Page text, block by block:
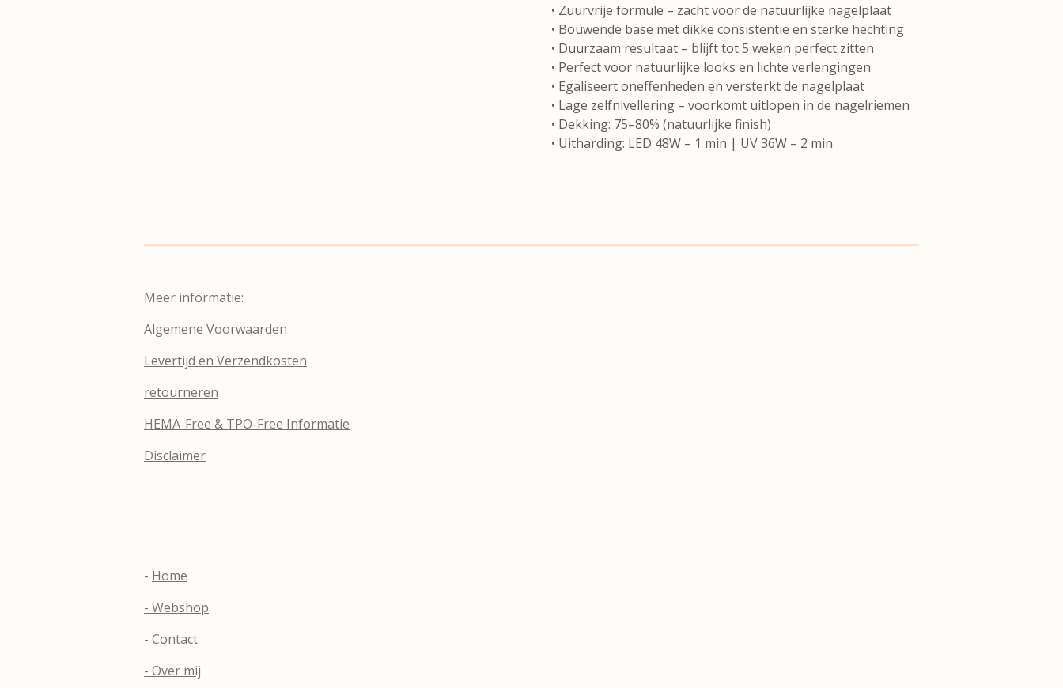
• Zuurvrije formule – zacht voor de natuurlijke nagelplaat
• Bouwende base met dikke consistentie en sterke hechting
• Duurzaam resultaat – blijft tot 5 weken perfect zitten
• Perfect voor natuurlijke looks en lichte verlengingen
• Egaliseert oneffenheden en versterkt de nagelplaat
• Lage zelfnivellering – voorkomt uitlopen in de nagelriemen
• Dekking: 75–80% (natuurlijke finish)
• Uitharding: LED 48W – 1 min | UV 36W – 2 min
Meer informatie:
Algemene Voorwaarden
Levertijd en Verzendkosten
retourneren
HEMA-Free & TPO-Free Informatie
Disclaimer
- Home
- Webshop
- Contact
- Over mij